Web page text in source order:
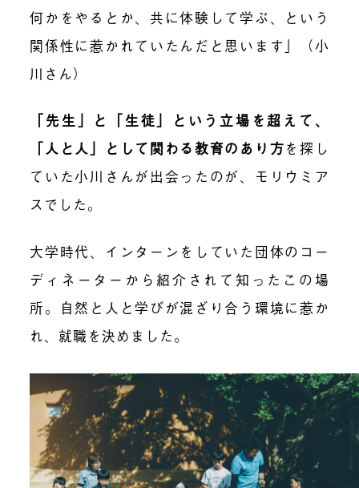
何かをやるとか、共に体験して学ぶ、という
関係性に惹かれていたんだと思います」（小
川さん）
「先生」と「生徒」という立場を超えて、
「人と人」として関わる教育のあり方を探し
ていた小川さんが出会ったのが、モリウミア
スでした。
大学時代、インターンをしていた団体のコー
ディネーターから紹介されて知ったこの場
所。自然と人と学びが混ざり合う環境に惹か
れ、就職を決めました。